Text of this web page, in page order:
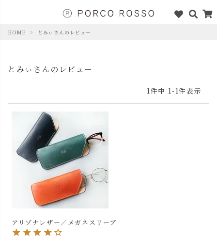
HOME とみぃさんのレビュー
とみぃさんのレビュー
1件中 1-1件表示
アリゾナレザー／メガネスリーブ